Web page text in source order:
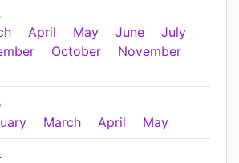
April May June
July
October
November
March April May